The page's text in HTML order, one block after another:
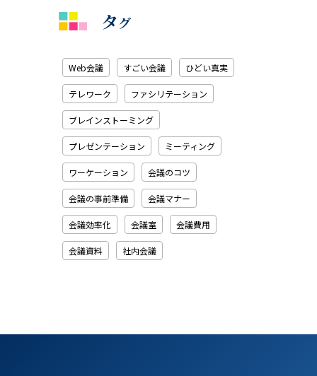
タグ
Web会議 すごい会議 ひどい真実
テレワーク ファシリテーション
ブレインストーミング
プレゼンテーション ミーティング
ワーケーション 会議のコツ
会議の事前準備 会議マナー
会議効率化 会議室 会議費用
会議資料 社内会議